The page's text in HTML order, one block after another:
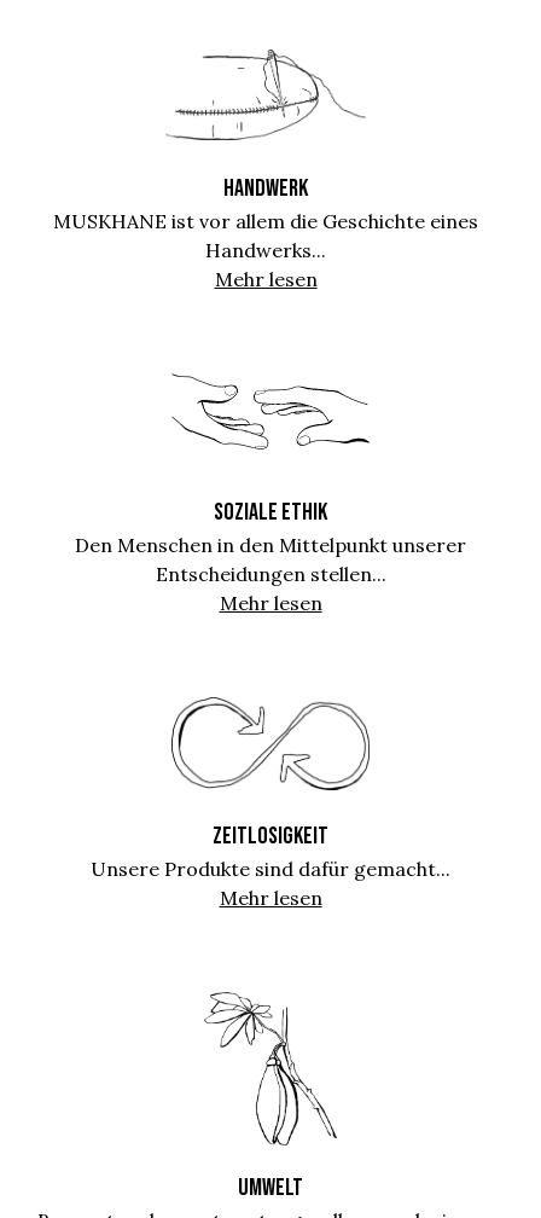
HANDWERK
MUSKHANE ist vor allem die Geschichte eines
Handwerks...
Mehr lesen
SOZIALE ETHIK
Den Menschen in den Mittelpunkt unserer
Entscheidungen stellen...
Mehr lesen
ZEITLOSIGKEIT
Unsere Produkte sind dafür gemacht...
Mehr lesen
UMWELT